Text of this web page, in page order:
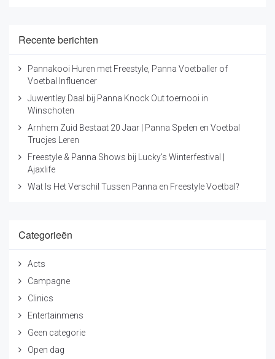
Recente berichten
Pannakooi Huren met Freestyle, Panna Voetballer of
Voetbal Influencer
Juwentley Daal bij Panna Knock Out toernooi in
Winschoten
Arnhem Zuid Bestaat 20 Jaar | Panna Spelen en Voetbal
Trucjes Leren
Freestyle & Panna Shows bij Lucky's Winterfestival |
Ajaxlife
Wat Is Het Verschil Tussen Panna en Freestyle Voetbal?
Categorieën
Acts
Campagne
Clinics
Entertainmens
Geen categorie
Open dag